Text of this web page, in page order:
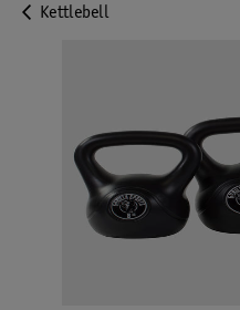
Kettlebell